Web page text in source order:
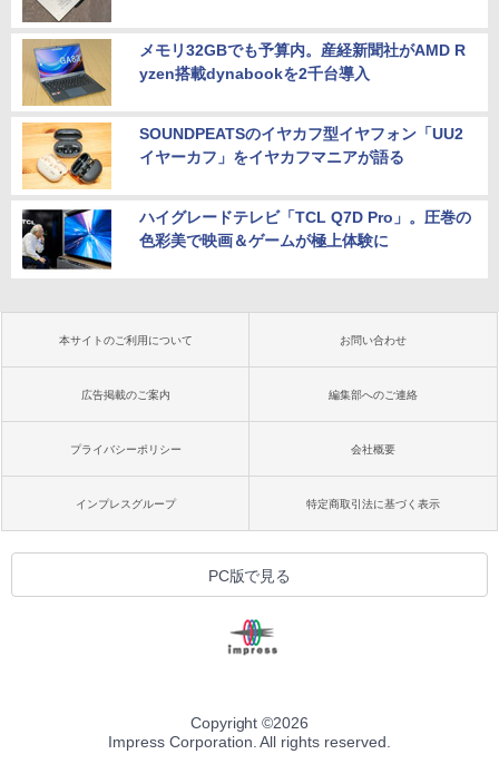
メモリ32GBでも予算内。産経新聞社がAMD R
yzen搭載dynabookを2千台導入
SOUNDPEATSのイヤカフ型イヤフォン「UU2
イヤーカフ」をイヤカフマニアが語る
ハイグレードテレビ「TCL Q7D Pro」。圧巻の
色彩美で映画＆ゲームが極上体験に
本サイトのご利用について お問い合わせ
広告掲載のご案内 編集部へのご連絡
プライバシーポリシー 会社概要
インプレスグループ 特定商取引法に基づく表示
PC版で見る
Copyright ©2026
Impress Corporation. All rights reserved.